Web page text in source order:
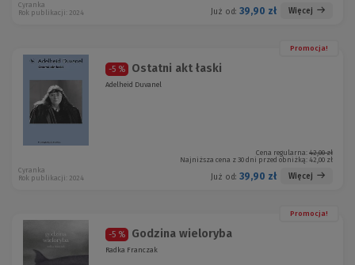
Już od: 39,90 zł Więcej
Cyranka
Rok publikacji: 2024
Promocja!
-5 % Ostatni akt łaski
Adelheid Duvanel
Cena regularna: 42,00 zł
Najniższa cena z 30 dni przed obniżką: 42,00 zł
Już od: 39,90 zł Więcej
Cyranka
Rok publikacji: 2024
Promocja!
-5 % Godzina wieloryba
Radka Franczak